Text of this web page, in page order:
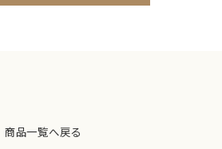
、ご本人さまの同意を得ることが困難で
商品一覧へ戻る